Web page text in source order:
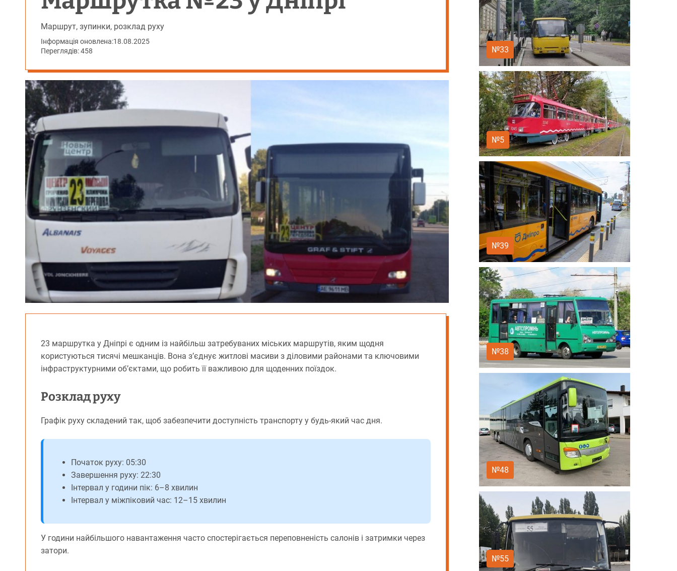
Маршрут, зупинки, розклад руху
Інформація оновлена:18.08.2025
Переглядів: 458
23 маршрутка у Дніпрі є одним із найбільш затребуваних міських маршрутів, яким щодня
користуються тисячі мешканців. Вона з’єднує житлові масиви з діловими районами та ключовими
інфраструктурними об’єктами, що робить її важливою для щоденних поїздок.
Розклад руху
Графік руху складений так, щоб забезпечити доступність транспорту у будь-який час дня.
Початок руху: 05:30
Завершення руху: 22:30
Інтервал у години пік: 6–8 хвилин
Інтервал у міжпіковий час: 12–15 хвилин
У години найбільшого навантаження часто спостерігається переповненість салонів і затримки через
затори.
№33
№5
№39
№38
№48
№55